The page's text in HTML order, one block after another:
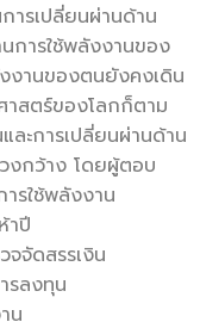
ารเปลี่ยนผ่านด้าน
การใช้พลังงานของ
งานของตนยังคงเดิน
าสตร์ของโลกก็ตาม
ละการเปลี่ยนผ่านด้าน
งกว้าง โดยผู้ตอบ
รใช้พลังงาน
าปี
จัดสรรเงิน
รลงทุน
น